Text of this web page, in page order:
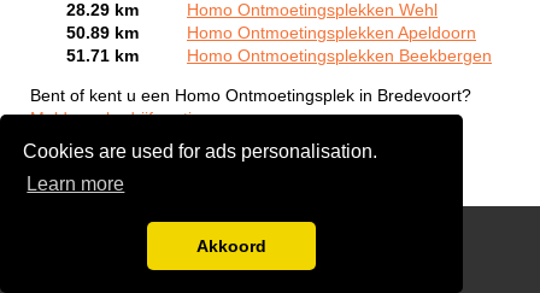
Cookies are used for ads personalisation.
Learn more
Akkoord
28.29 km
Homo Ontmoetingsplekken Wehl
50.89 km
Homo Ontmoetingsplekken Apeldoorn
51.71 km
Homo Ontmoetingsplekken Beekbergen
Bent of kent u een Homo Ontmoetingsplek in Bredevoort?
Meld een bedrijf gratis aan